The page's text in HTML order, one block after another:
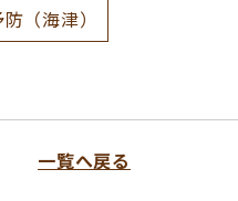
（海津）
一覧へ戻る